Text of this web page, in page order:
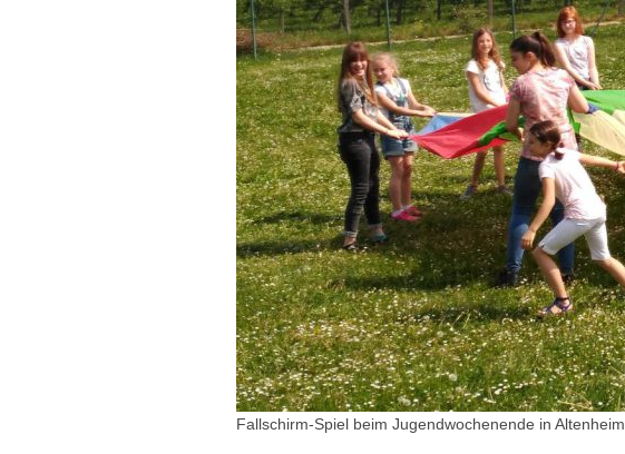
Fallschirm-Spiel beim Jugendwochenende in Altenheim